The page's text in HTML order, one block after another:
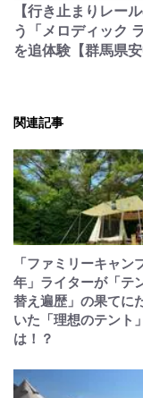
【行き止まりレー
う「メロディック
を追体験【群馬県
関連記事
「ファミリーキャン
年」ライターが「テ
替え遍歴」の果てに
いた「理想のテント
は！？